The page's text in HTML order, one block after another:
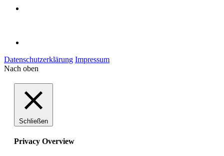
Datenschutzerklärung Impressum
Nach oben
Schließen
Privacy Overview